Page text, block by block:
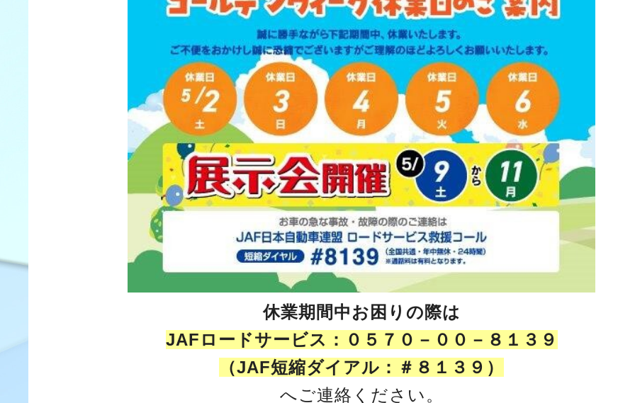
休業期間中お困りの際は
JAFロードサービス：０５７０－００－８１３９
（JAF短縮ダイアル：＃８１３９）
へご連絡ください。